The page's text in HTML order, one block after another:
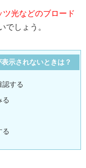
ツ光などのブロード
でしょう。
示されないときは？
認する
る
る